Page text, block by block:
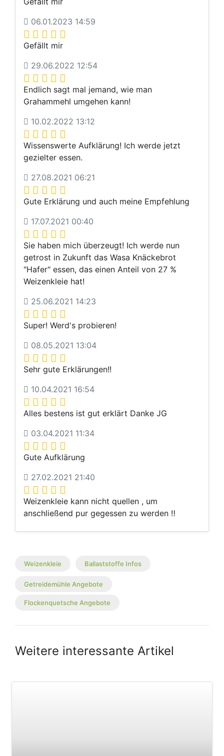
06.01.2023 14:59
Gefällt mir
29.06.2022 12:54
Endlich sagt mal jemand, wie man
Grahammehl umgehen kann!
10.02.2022 13:12
Wissenswerte Aufklärung! Ich werde jetzt
gezielter essen.
27.08.2021 06:21
Gute Erklärung und auch meine Empfehlung
17.07.2021 00:40
Sie haben mich überzeugt! Ich werde nun
getrost in Zukunft das Wasa Knäckebrot
"Hafer" essen, das einen Anteil von 27 %
Weizenkleie hat!
25.06.2021 14:23
Super! Werd's probieren!
08.05.2021 13:04
Sehr gute Erklärungen!!
10.04.2021 16:54
Alles bestens ist gut erklärt Danke JG
03.04.2021 11:34
Gute Aufklärung
27.02.2021 21:40
Weizenkleie kann nicht quellen , um
anschließend pur gegessen zu werden ‼️
Weizenkleie Ballaststoffe Infos
Getreidemühle Angebote
Flockenquetsche Angebote
Weitere interessante Artikel